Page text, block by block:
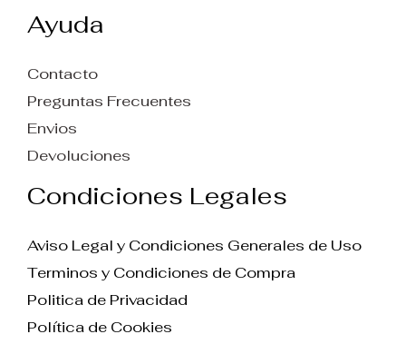
Ayuda
Contacto
Preguntas Frecuentes
Envios
Devoluciones
Condiciones Legales
Aviso Legal y Condiciones Generales de Uso
Terminos y Condiciones de Compra
Politica de Privacidad
Política de Cookies